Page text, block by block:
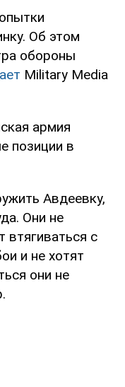
Об этом
обороны
Military Media
армия
позиции в
Авдеевку,
Они не
втягиваться с
и не хотят
они не